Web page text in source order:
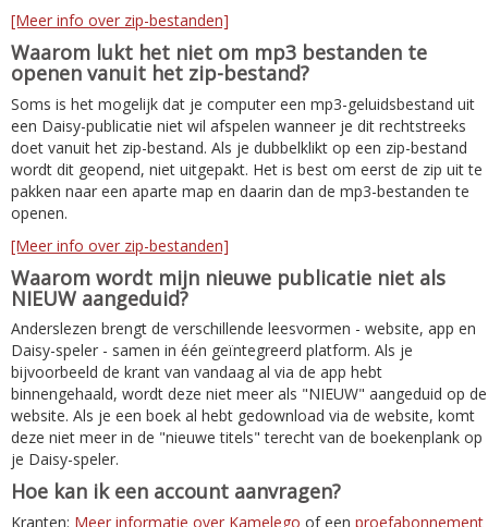
[Meer info over zip-bestanden]
Waarom lukt het niet om mp3 bestanden te
openen vanuit het zip-bestand?
Soms is het mogelijk dat je computer een mp3-geluidsbestand uit
een Daisy-publicatie niet wil afspelen wanneer je dit rechtstreeks
doet vanuit het zip-bestand. Als je dubbelklikt op een zip-bestand
wordt dit geopend, niet uitgepakt. Het is best om eerst de zip uit te
pakken naar een aparte map en daarin dan de mp3-bestanden te
openen.
[Meer info over zip-bestanden]
Waarom wordt mijn nieuwe publicatie niet als
NIEUW aangeduid?
Anderslezen brengt de verschillende leesvormen - website, app en
Daisy-speler - samen in één geïntegreerd platform. Als je
bijvoorbeeld de krant van vandaag al via de app hebt
binnengehaald, wordt deze niet meer als "NIEUW" aangeduid op de
website. Als je een boek al hebt gedownload via de website, komt
deze niet meer in de "nieuwe titels" terecht van de boekenplank op
je Daisy-speler.
Hoe kan ik een account aanvragen?
Kranten: Meer informatie over Kamelego of een proefabonnement